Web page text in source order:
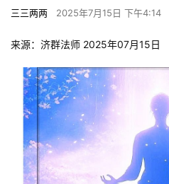
三三两两 2025年7月15日 下午4:14
来源：济群法师 2025年07月15日